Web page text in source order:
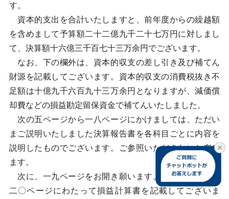
す。
資本的支出を合計いたしますと、前年度からの繰越額
を含めまして予算額二十二億九千二十七万円に対しまし
て、決算額十六億三千百七十三万余円でございます。
なお、下の欄外は、資本的収支の差し引き及び補てん
財源を記載してございます。資本的収支の消費税抜き不
足額は十億九千六百九十三万余円となりますが、減価償
却費などの損益勘定留保資金で補てんいたしました。
次の五ページから一八ページにかけましては、ただい
まご説明いたしました決算報告書を各科目ごとに内容を
説明したものでございます。ご参照いただきたいと存じ
ます。
次に、一九ページをお開き願います。一九ページから
二〇ページにわたって損益計算書を記載してございま